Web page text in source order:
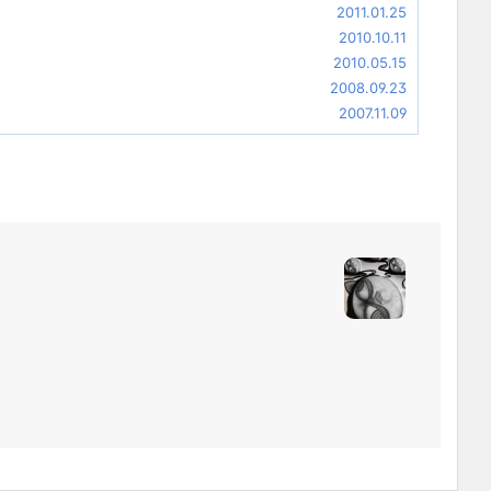
2011.01.25
2010.10.11
2010.05.15
2008.09.23
2007.11.09